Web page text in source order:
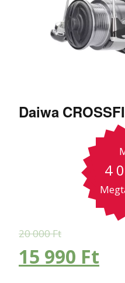
Daiwa
4
20 000Ft
15 990 Ft